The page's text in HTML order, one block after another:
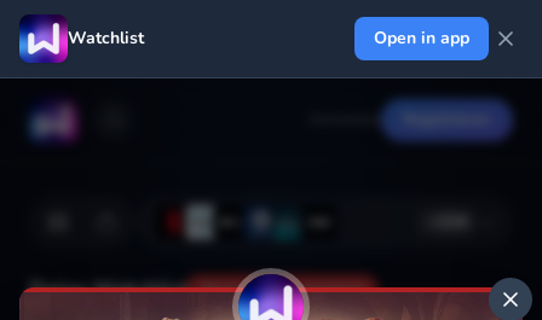
Watchlist Open in app
Deine Watchlist Noch nicht gespeichert